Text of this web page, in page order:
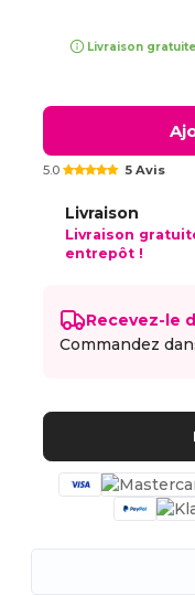
Livraison
5.0 5 Avis
Livraison
Livraison
entrepôt !
Recevez-le
Commandez